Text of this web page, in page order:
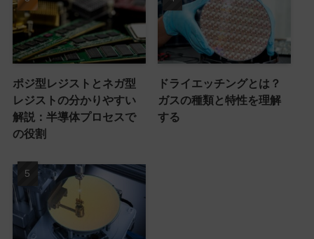
ポジ型レジストとネガ型
レジストの分かりやすい
解説：半導体プロセスで
の役割
ドライエッチングとは？
ガスの種類と特性を理解
する